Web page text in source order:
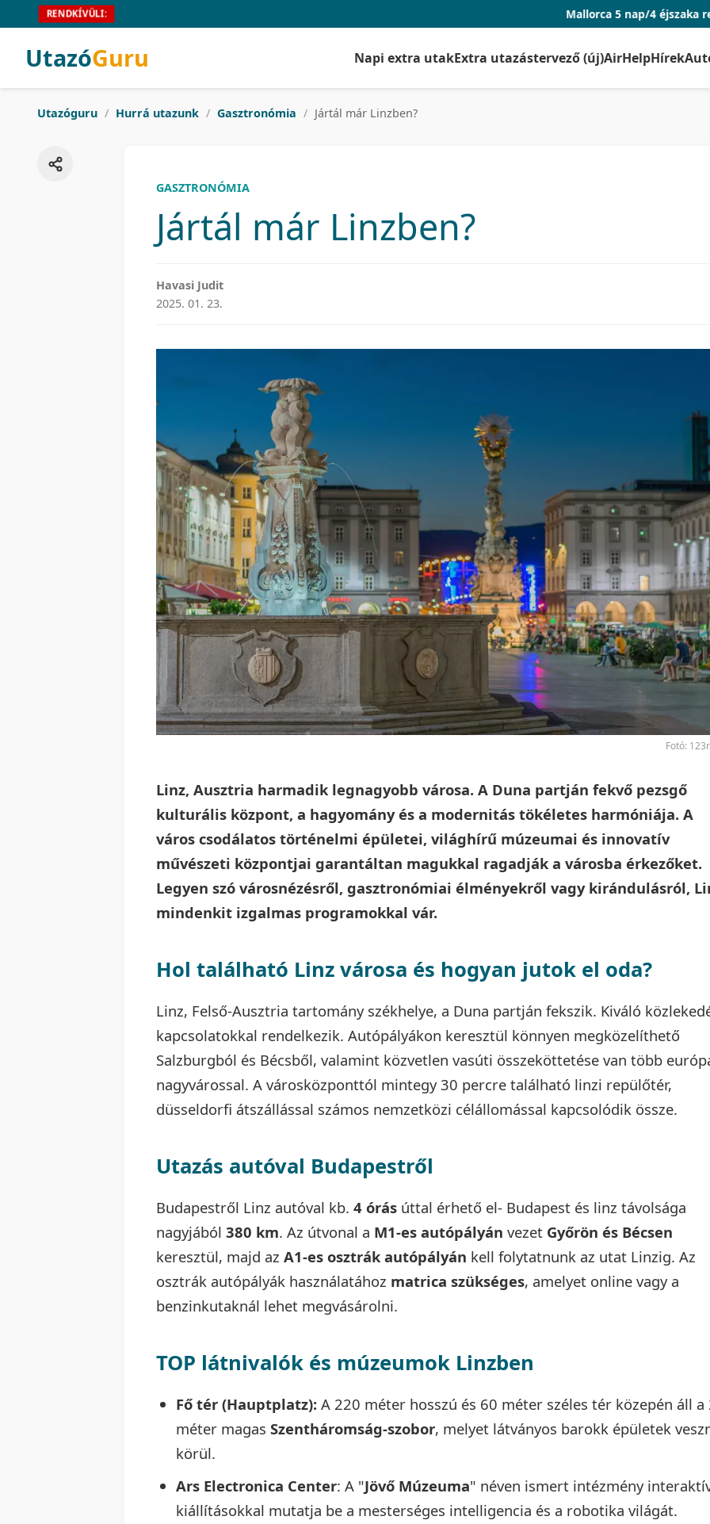
RENDKÍVÜLI: Mallorca 5 nap/4 éjszaka repjeggyel és
UtazóGuru Napi extra utakExtra utazástervező (új)AirHelpHírek
Utazóguru / Hurrá utazunk / Gasztronómia / Jártál már Linzben?
GASZTRONÓMIA
Jártál már Linzben?
Havasi Judit
2025. 01. 23.
Fotó:
Linz, Ausztria harmadik legnagyobb városa. A Duna partján fekvő pezsgő
kulturális központ, a hagyomány és a modernitás tökéletes harmóniája. A
város csodálatos történelmi épületei, világhírű múzeumai és innovatív
művészeti központjai garantáltan magukkal ragadják a városba érkezőket.
Legyen szó városnézésről, gasztronómiai élményekről vagy kirándulásról,
mindenkit izgalmas programokkal vár.
Hol található Linz városa és hogyan jutok el oda?
Linz, Felső-Ausztria tartomány székhelye, a Duna partján fekszik. Kiváló
kapcsolatokkal rendelkezik. Autópályákon keresztül könnyen megközelíthető
Salzburgból és Bécsből, valamint közvetlen vasúti összeköttetése van több
nagyvárossal. A városközponttól mintegy 30 percre található linzi repülőtér,
düsseldorfi átszállással számos nemzetközi célállomással kapcsolódik össze.
Utazás autóval Budapestről
Budapestről Linz autóval kb. 4 órás úttal érhető el- Budapest és linz távolsága
nagyjából 380 km. Az útvonal a M1-es autópályán vezet Győrön és Bécsen
keresztül, majd az A1-es osztrák autópályán kell folytatnunk az utat Linzig. Az
osztrák autópályák használatához matrica szükséges, amelyet online vagy a
benzinkutaknál lehet megvásárolni.
TOP látnivalók és múzeumok Linzben
Fő tér (Hauptplatz): A 220 méter hosszú és 60 méter széles tér közepén áll a
méter magas Szentháromság-szobor, melyet látványos barokk épületek
körül.
Ars Electronica Center: A "Jövő Múzeuma" néven ismert intézmény
kiállításokkal mutatja be a mesterséges intelligencia és a robotika világát.